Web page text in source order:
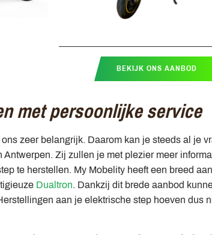
BEKIJK ONS AANBOD
met persoonlijke service
zeer belangrijk. Daarom kan je steeds al je
Zij zullen je met plezier meer
te herstellen. My Mobelity heeft een breed
Dualtron. Dankzij dit brede aanbod
aan je elektrische step hoeven dus